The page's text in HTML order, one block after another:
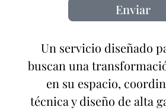
Enviar
Un servicio diseñado
buscan una
en su espacio,
técnica y diseño de alta